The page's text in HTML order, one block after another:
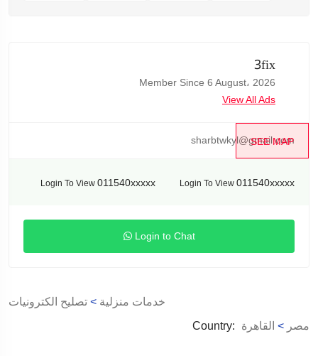
3fix
Member Since 6 August، 2026
View All Ads
SEE MAP
sharbtwkyl@gmail.com
Login To View 011540xxxxx Login To View 011540xxxxx
Login to Chat
خدمات منزلية > تصليح الكترونيات
Country:
مصر > القاهرة